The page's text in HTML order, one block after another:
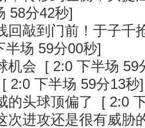
58分42秒]
回敲到门前！于子千
半场 59分00秒]
机会 [ 2:0 下半场 59
[ 2:0 下半场 59分13秒]
的头球顶偏了
[ 2:0
次进攻还是很有威胁